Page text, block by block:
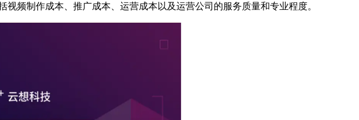
制作成本、推广成本、运营成本以及运营公司的服务质量和专业程度。